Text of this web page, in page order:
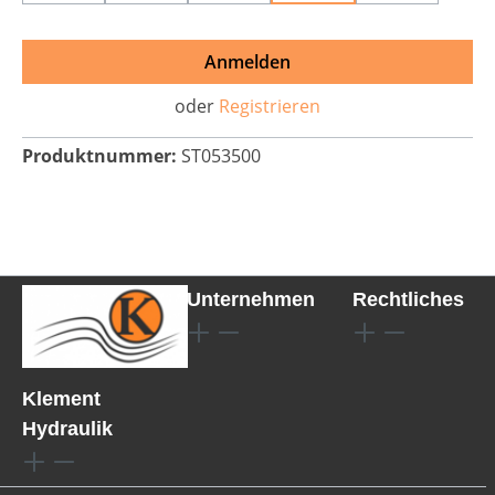
Anmelden
oder Registrieren
Produktnummer: ST053500
Klement
Hydraulik
Unternehmen Rechtliches